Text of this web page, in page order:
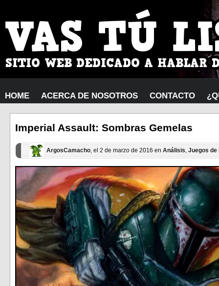
HOME ACERCA DE NOSOTROS CONTACTO
Imperial Assault: Sombras Gemelas
ArgosCamacho, el 2 de marzo de 2016 en Análisis, Juegos de